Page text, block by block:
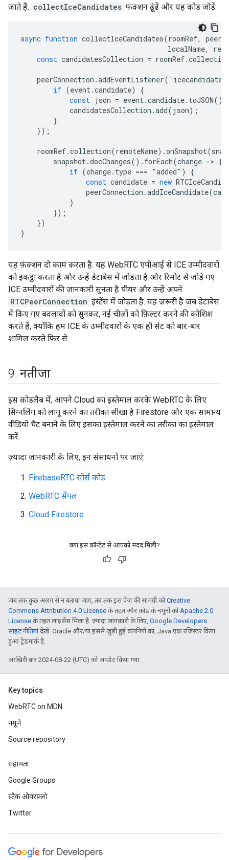
जाते हैं. collectIceCandidates फ़ंक्शन ढूंढें और यह कोड जोड़ें:
async function collectIceCandidates(roomRef,
localName,
const candidatesCollection = roomRef.collection
peerConnection .addEventListener( ' icecandidate
if (event.candidate)
{
const json = event.candidate. toJSON();
candidatesCollection .add( json);
}
});
roomRef.collection(remoteName).onSnapshot(
snapshot.docChanges(). forEach(change -> {
if (change. type === "added" )
{
const candidate = new
peerConnection .addIceCandidate(
}
});
})
}
यह फ़ंक्शन दो काम करता है. यह WebRTC एपीआई से ICE उम्मीदवारों
को इकट्ठा करता है और उन्हें डेटाबेस में जोड़ता है और रिमोट से जोड़े गए
ICE उम्मीदवारों की जानकारी सुनता है पीयर और उन्हें अपने
RTCPeerConnection इंस्टेंस में जोड़ता है. यह ज़रूरी है जब डेटाबेस
में किए गए बदलावों को सुनकर, नई चीज़ों को फ़िल्टर करने की कोशिश
करते हैं, क्योंकि हम ICE के उम्मीदवारों के एक ही सेट को बार-बार
शामिल करते फिर से.
9. नतीजा
इस कोडलैब में, आपने Cloud का इस्तेमाल करके WebRTC के लिए
सिग्नलिंग को लागू करने का तरीका सीखा है Firestore और एक सामान्य
वीडियो चैट बनाने के लिए इसका इस्तेमाल करने का तरीका का इस्तेमाल
करें.
ज़्यादा जानकारी के लिए, इन संसाधनों पर जाएं:
FirebaseRTC सोर्स कोड
WebRTC सैंपल
Cloud Firestore
क्या इस कॉन्टेंट से आपको मदद मिली?
जब तक कुछ अलग से न बताया जाए, तब तक इस पेज की सामग्री कोCreative
Commons Attribution 4.0 License के तहत और कोड के नमूनों कोApache 2.0
License के तहत लाइसेंस मिला है. ज़्यादा जानकारी के लिए, Google Developers
साइट नीतियांदेखें. Oracle और/या इससे जुड़ी हुई कंपनियों का, Java एक रजिस्टर किया
हुआ ट्रेडमार्क है.
आखिरी बार 2024-08-22 (UTC) को अपडेट किया गया.
Key topics
WebRTC on MDN
नमूने
Source repository
सहायता
Google Groups
स्टैक ओवरफ़्लो
Twitter